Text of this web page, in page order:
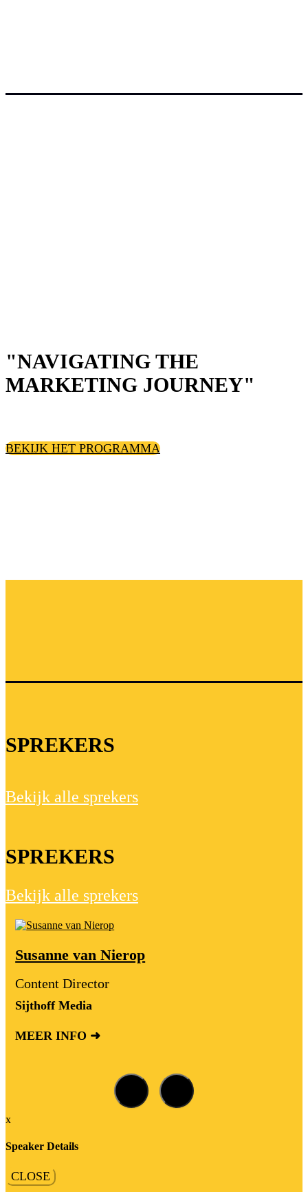
"NAVIGATING THE
MARKETING JOURNEY"
BEKIJK HET PROGRAMMA
SPREKERS
Bekijk alle sprekers
SPREKERS
Bekijk alle sprekers
Susanne van Nierop
Content Director
Sijthoff Media
MEER INFO ➜
x
Speaker Details
CLOSE